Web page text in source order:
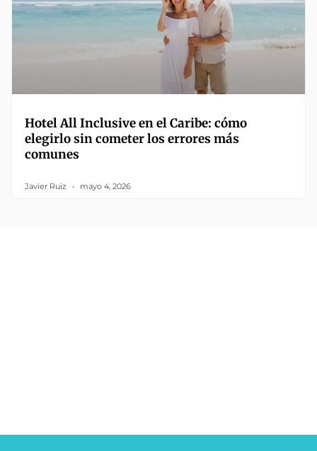
Hotel All Inclusive en el Caribe: cómo
elegirlo sin cometer los errores más
comunes
Javier Ruiz mayo 4, 2026